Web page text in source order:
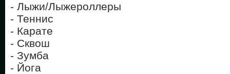
- Лыжи/Лыжероллеры
- Теннис
- Карате
- Сквош
- Зумба
- Йога